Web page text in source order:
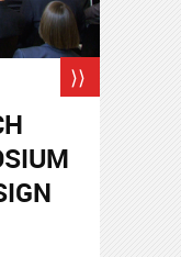
⟩⟩